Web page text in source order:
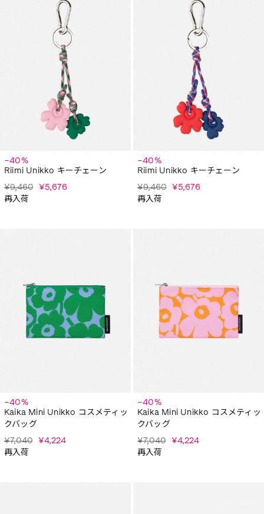
−40%
Riimi Unikko キーチェーン
¥9,460 ¥5,676
再入荷
−40%
Riimi Unikko キーチェーン
¥9,460 ¥5,676
再入荷
−40%
Kaika Mini Unikko コスメティッ
クバッグ
¥7,040 ¥4,224
再入荷
−40%
Kaika Mini Unikko コスメティッ
クバッグ
¥7,040 ¥4,224
再入荷